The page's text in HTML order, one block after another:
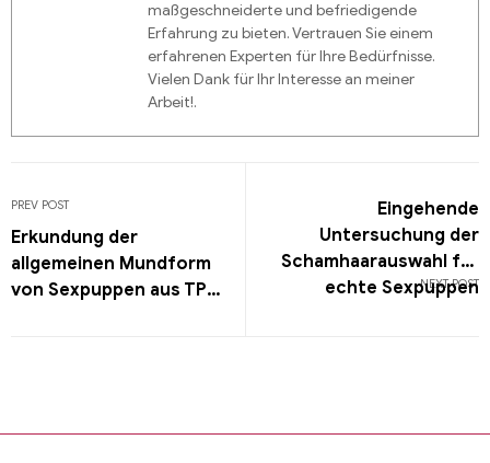
maßgeschneiderte und befriedigende
Erfahrung zu bieten. Vertrauen Sie einem
erfahrenen Experten für Ihre Bedürfnisse.
Vielen Dank für Ihr Interesse an meiner
Arbeit!.
PREV POST
Erkundung der
allgemeinen Mundform
von Sexpuppen aus TPE-
NEXT POST
Eingehende
Untersuchung der
Schamhaarauswahl für
echte Sexpuppen